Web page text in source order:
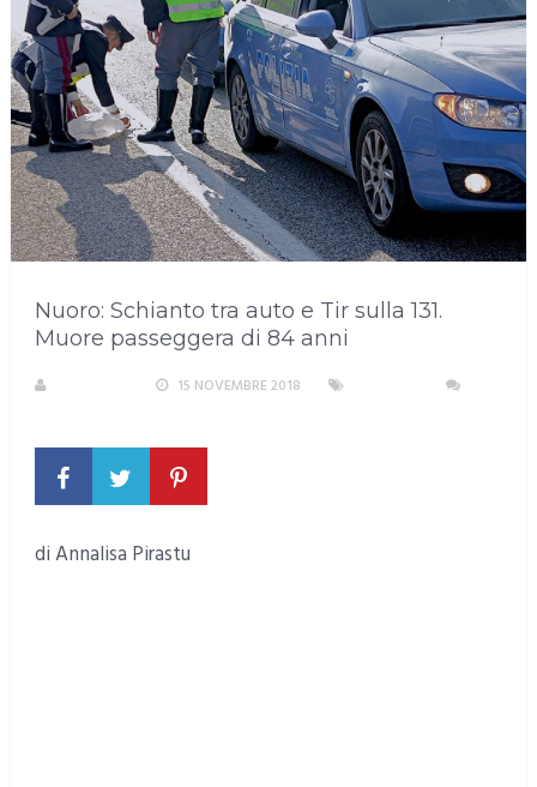
Nuoro: Schianto tra auto e Tir sulla 131.
Muore passeggera di 84 anni
15 NOVEMBRE 2018
di Annalisa Pirastu